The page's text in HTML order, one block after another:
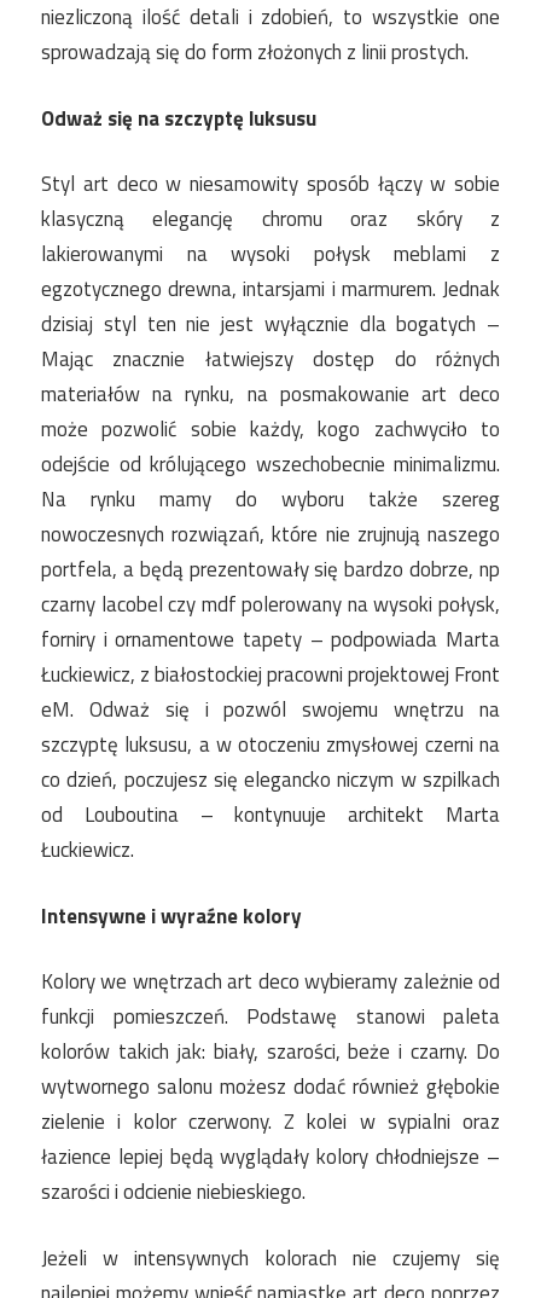
niezliczoną ilość detali i zdobień, to wszystkie one
sprowadzają się do form złożonych z linii prostych.
Odważ się na szczyptę luksusu
Styl art deco w niesamowity sposób łączy w sobie
klasyczną elegancję chromu oraz skóry z
lakierowanymi na wysoki połysk meblami z
egzotycznego drewna, intarsjami i marmurem. Jednak
dzisiaj styl ten nie jest wyłącznie dla bogatych –
Mając znacznie łatwiejszy dostęp do różnych
materiałów na rynku, na posmakowanie art deco
może pozwolić sobie każdy, kogo zachwyciło to
odejście od królującego wszechobecnie minimalizmu.
Na rynku mamy do wyboru także szereg
nowoczesnych rozwiązań, które nie zrujnują naszego
portfela, a będą prezentowały się bardzo dobrze, np
czarny lacobel czy mdf polerowany na wysoki połysk,
forniry i ornamentowe tapety – podpowiada Marta
Łuckiewicz, z białostockiej pracowni projektowej Front
eM. Odważ się i pozwól swojemu wnętrzu na
szczyptę luksusu, a w otoczeniu zmysłowej czerni na
co dzień, poczujesz się elegancko niczym w szpilkach
od Louboutina – kontynuuje architekt Marta
Łuckiewicz.
Intensywne i wyraźne kolory
Kolory we wnętrzach art deco wybieramy zależnie od
funkcji pomieszczeń. Podstawę stanowi paleta
kolorów takich jak: biały, szarości, beże i czarny. Do
wytwornego salonu możesz dodać również głębokie
zielenie i kolor czerwony. Z kolei w sypialni oraz
łazience lepiej będą wyglądały kolory chłodniejsze –
szarości i odcienie niebieskiego.
Jeżeli w intensywnych kolorach nie czujemy się